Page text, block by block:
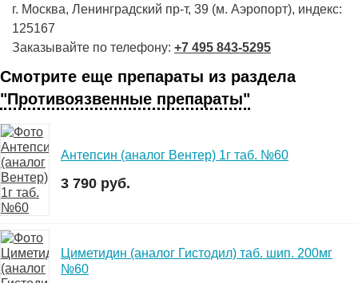
г. Москва, Ленинградский пр-т, 39 (м. Аэропорт), индекс:
125167
Заказывайте по телефону: +7 495 843-5295
Смотрите еще препараты из раздела
"Противоязвенные препараты"
Антепсин (аналог Вентер) 1г таб. №60
3 790 руб.
Циметидин (аналог Гистодил) таб. шип. 200мг
№60